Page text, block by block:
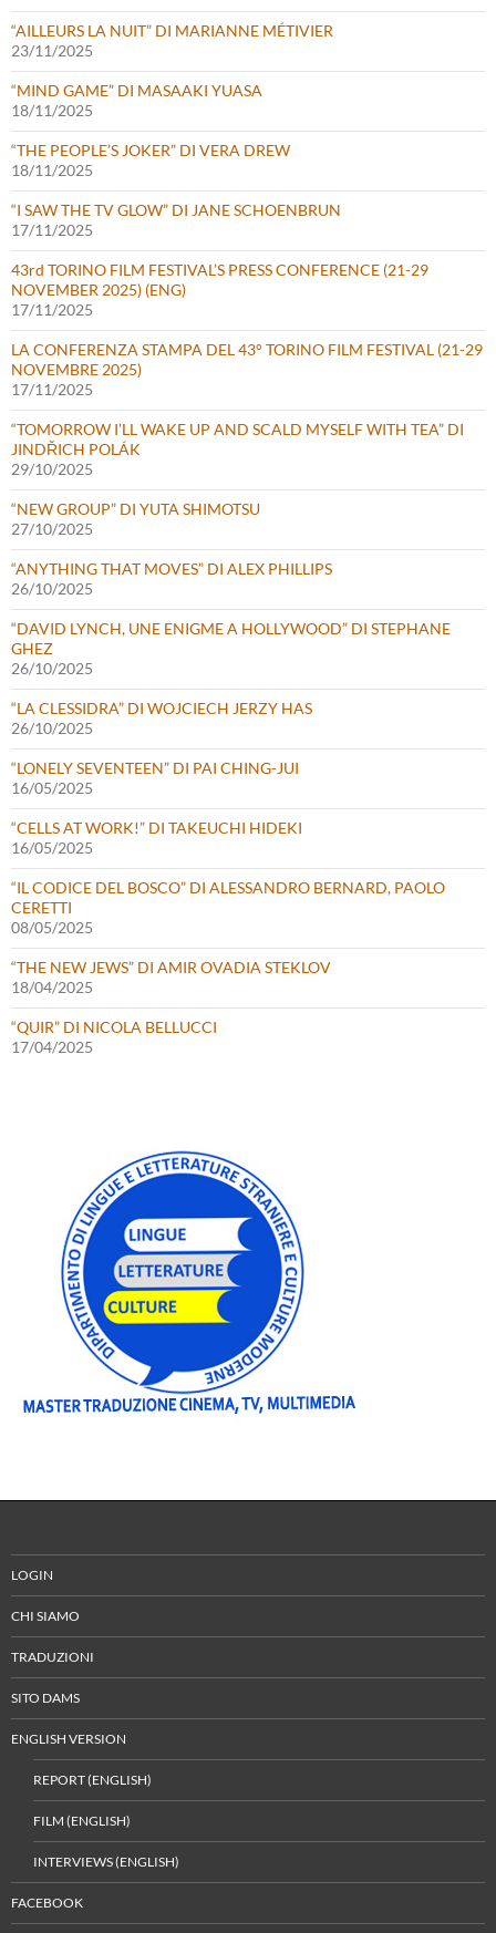
“AILLEURS LA NUIT” DI MARIANNE MÉTIVIER
23/11/2025
“MIND GAME” DI MASAAKI YUASA
18/11/2025
“THE PEOPLE’S JOKER” DI VERA DREW
18/11/2025
“I SAW THE TV GLOW” DI JANE SCHOENBRUN
17/11/2025
43rd TORINO FILM FESTIVAL’S PRESS CONFERENCE (21-29
NOVEMBER 2025) (ENG)
17/11/2025
LA CONFERENZA STAMPA DEL 43° TORINO FILM FESTIVAL (21-29
NOVEMBRE 2025)
17/11/2025
“TOMORROW I’LL WAKE UP AND SCALD MYSELF WITH TEA” DI
JINDŘICH POLÁK
29/10/2025
“NEW GROUP” DI YUTA SHIMOTSU
27/10/2025
“ANYTHING THAT MOVES” DI ALEX PHILLIPS
26/10/2025
“DAVID LYNCH, UNE ENIGME A HOLLYWOOD” DI STEPHANE
GHEZ
26/10/2025
“LA CLESSIDRA” DI WOJCIECH JERZY HAS
26/10/2025
“LONELY SEVENTEEN” DI PAI CHING-JUI
16/05/2025
“CELLS AT WORK!” DI TAKEUCHI HIDEKI
16/05/2025
“IL CODICE DEL BOSCO” DI ALESSANDRO BERNARD, PAOLO
CERETTI
08/05/2025
“THE NEW JEWS” DI AMIR OVADIA STEKLOV
18/04/2025
“QUIR” DI NICOLA BELLUCCI
17/04/2025
LOGIN
CHI SIAMO
TRADUZIONI
SITO DAMS
ENGLISH VERSION
REPORT (ENGLISH)
FILM (ENGLISH)
INTERVIEWS (ENGLISH)
FACEBOOK